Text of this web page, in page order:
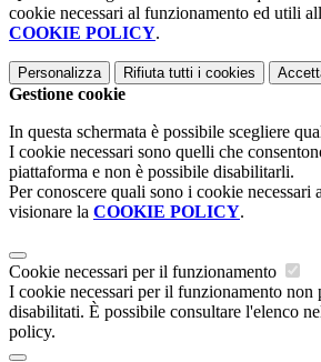
cookie necessari al funzionamento ed utili
COOKIE POLICY.
Personalizza Rifiuta tutti i cookies
Gestione cookie
In questa schermata è possibile scegliere
I cookie necessari sono quelli che
piattaforma e non è possibile disabilitarli.
Per conoscere quali sono i cookie necessari
visionare la COOKIE POLICY.
Cookie necessari per il funzionamento
I cookie necessari per il funzionamento non
disabilitati. È possibile consultare l'elenco
policy.